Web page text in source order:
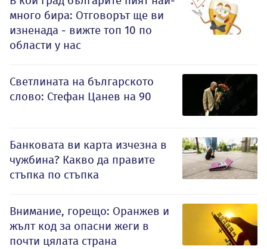
много бира: Отговорът ще ви
изненада - вижте топ 10 по
области у нас
Светлината на българското
слово: Стефан Цанев на 90
Банковата ви карта изчезна в
чужбина? Какво да правите
стъпка по стъпка
Внимание, горещо: Оранжев и
жълт код за опасни жеги в
почти цялата страна